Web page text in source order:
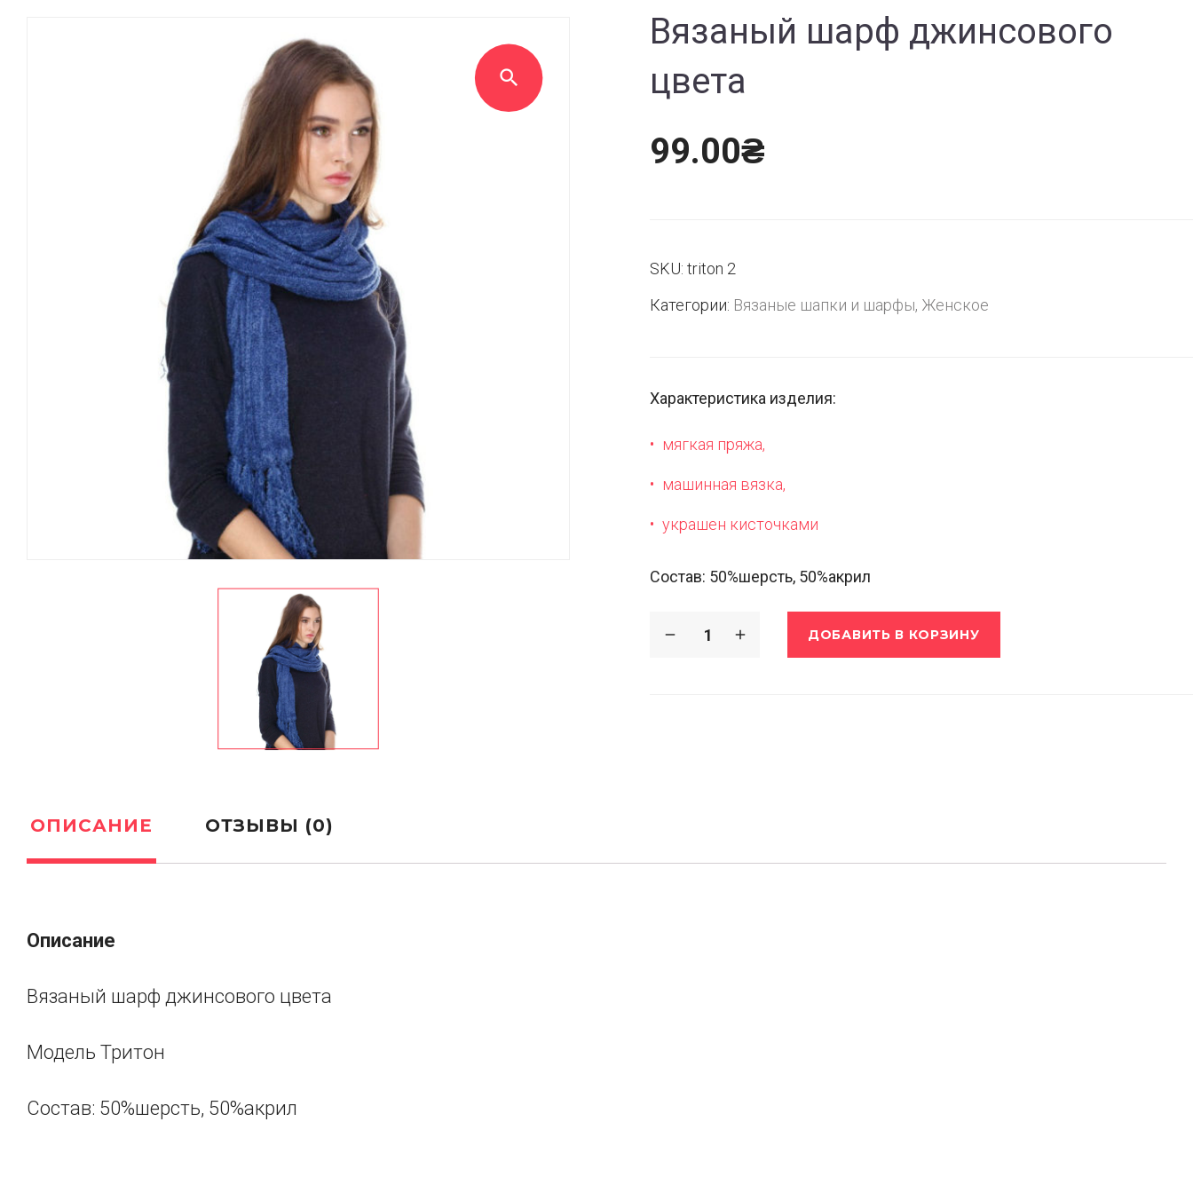
Вязаный шарф джинсового
цвета
99.00₴
SKU: triton 2
Категории: Вязаные шапки и шарфы, Женское
Характеристика изделия:
мягкая пряжа,
машинная вязка,
украшен кисточками
Состав: 50%шерсть, 50%акрил
ДОБАВИТЬ В КОРЗИНУ
ОПИСАНИЕ ОТЗЫВЫ (0)
Описание
Вязаный шарф джинсового цвета
Модель Тритон
Состав: 50%шерсть, 50%акрил